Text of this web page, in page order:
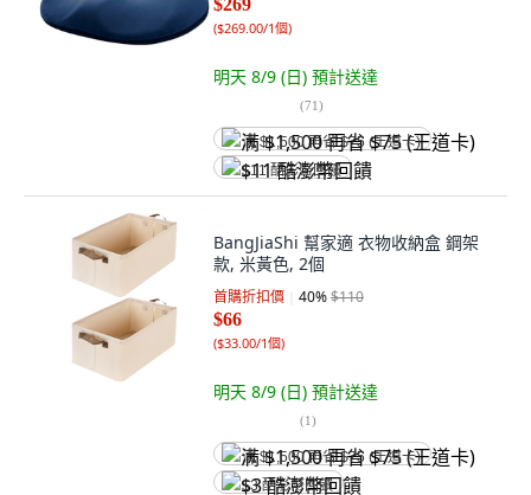
$269
($269.00/1個)
明天 8/9 (日) 預計送達
(71)
满 $1,500 再省 $75 (王道卡)
$11 酷澎幣回饋
BangJiaShi 幫家適 衣物收納盒 鋼架
款, 米黃色, 2個
首購折扣價 40%$110
$66
($33.00/1個)
明天 8/9 (日) 預計送達
(1)
满 $1,500 再省 $75 (王道卡)
$3 酷澎幣回饋